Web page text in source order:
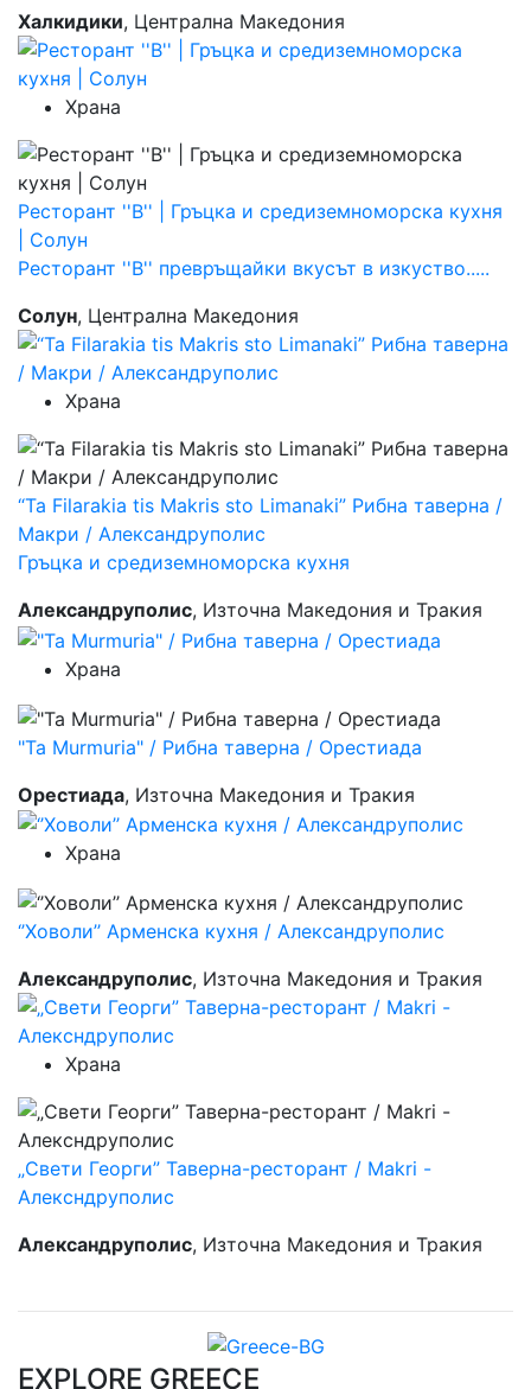
Халкидики, Централна Македония
Храна
Ресторант ''B'' | Гръцка и средиземноморска кухня
| Солун
Ресторант ''B'' превръщайки вкусът в изкуство.....
Солун, Централна Македония
Храна
“Ta Filarakia tis Makris sto Limanaki” Рибна таверна /
Макри / Александруполис
Гръцка и средиземноморска кухня
Александруполис, Източна Македония и Тракия
Храна
"Ta Murmuria" / Рибна таверна / Орестиада
Орестиада, Източна Македония и Тракия
Храна
‘’Ховоли’’ Арменска кухня / Александруполис
Александруполис, Източна Македония и Тракия
Храна
„Свети Георги” Таверна-ресторант / Makri -
Алексндруполис
Александруполис, Източна Македония и Тракия
EXPLORE GREECE